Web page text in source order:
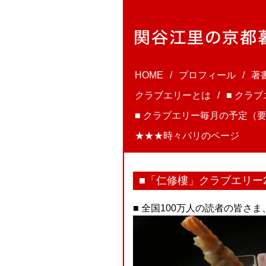
HOME プロフィール
著
クラブエリーとは
■ クラブ
■ クラブエリー毎月の予定（
★★★時々パリのページ
■「仁修樓」クラブエリ
■ 全国100万人の読者の皆さ